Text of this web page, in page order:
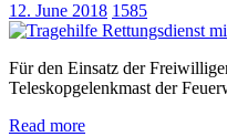
12. June 2018 1585
Für den Einsatz der
Teleskopgelenkmast der
Read more